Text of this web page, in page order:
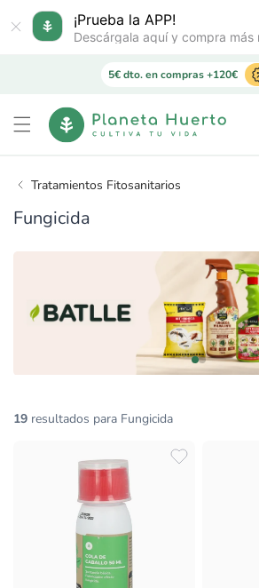
¡Prueba la APP!
Descárgala aquí y compra más
directamente
al contenido
5€ dto. en compras +120€
Tratamientos Fitosanitarios
Fungicida
19 resultados para Fungicida